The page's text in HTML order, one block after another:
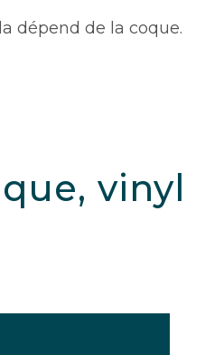
dépend de la coque.
vinyl